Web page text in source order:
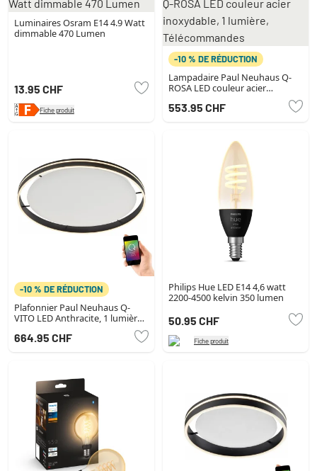
Luminaires Osram E14 4.9 Watt
dimmable 470 Lumen
13.95 CHF
Fiche produit
-10 % DE RÉDUCTION
Lampadaire Paul Neuhaus Q-
ROSA LED couleur acier
Télécommandes
553.95 CHF
-10 % DE RÉDUCTION
Plafonnier Paul Neuhaus Q-
VITO LED Anthracite, 1 lumière,
664.95 CHF
Philips Hue LED E14 4,6 watt
2200-4500 kelvin 350 lumen
50.95 CHF
Fiche produit